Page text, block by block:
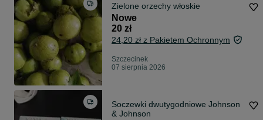
Zielone orzechy włoskie
Nowe
20 zł
24,20 zł z Pakietem Ochronnym
Szczecinek
07 sierpnia 2026
Soczewki dwutygodniowe Johnson
& Johnson